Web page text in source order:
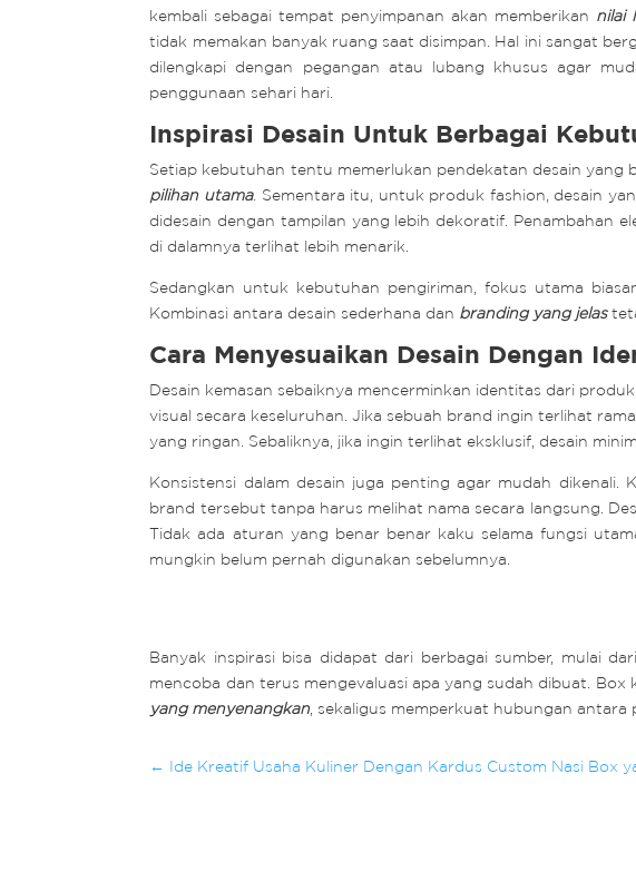
kembali sebagai tempat penyimpanan akan memberikan nilai
tidak memakan banyak ruang saat disimpan. Hal ini sangat
dilengkapi dengan pegangan atau lubang khusus agar
penggunaan sehari hari.
Inspirasi Desain Untuk Berbagai
Setiap kebutuhan tentu memerlukan pendekatan desain yang
pilihan utama. Sementara itu, untuk produk fashion, desain
didesain dengan tampilan yang lebih dekoratif. Penambahan
di dalamnya terlihat lebih menarik.
Sedangkan untuk kebutuhan pengiriman, fokus utama
Kombinasi antara desain sederhana dan branding yang jelas
Cara Menyesuaikan Desain Dengan
Desain kemasan sebaiknya mencerminkan identitas dari
visual secara keseluruhan. Jika sebuah brand ingin terlihat
yang ringan. Sebaliknya, jika ingin terlihat eksklusif, desain
Konsistensi dalam desain juga penting agar mudah
brand tersebut tanpa harus melihat nama secara langsung.
Tidak ada aturan yang benar benar kaku selama fungsi
mungkin belum pernah digunakan sebelumnya.
Banyak inspirasi bisa didapat dari berbagai sumber, mulai
mencoba dan terus mengevaluasi apa yang sudah dibuat. Box
yang menyenangkan, sekaligus memperkuat hubungan antara
← Ide Kreatif Usaha Kuliner Dengan Kardus Custom Nasi Box